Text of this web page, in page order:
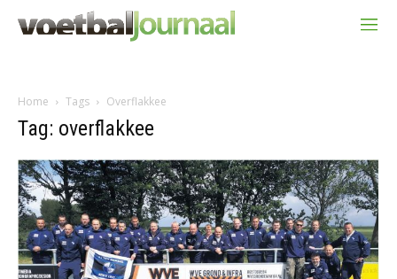
Home Tags Overflakkee
Tag: overflakkee